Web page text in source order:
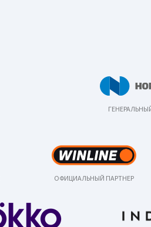
ОФИЦИАЛЬНЫЙ ПАРТНЕР